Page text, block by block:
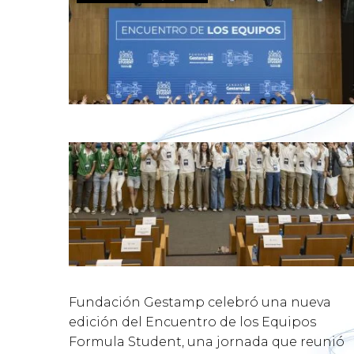
Fundación Gestamp celebró una nueva
edición del Encuentro de los Equipos
Formula Student, una jornada que reunió